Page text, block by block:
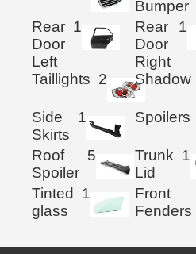
Bumper
Rear
Door
Left
1
Rear
Door
Right
1
Taillights 2 Shadow
Side
Skirts
1 Spoilers
Roof
Spoiler
5
Trunk
Lid
1
Tinted
glass
1
Front
Fenders